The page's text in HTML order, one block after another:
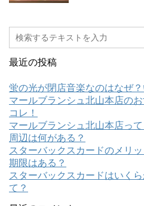
最近の投稿
蛍の光が閉店音楽なのはなぜ？
マールブランシュ北山本店の
コレ！
マールブランシュ北山本店っ
周辺は何がある？
スターバックスカードのメリ
期限はある？
スターバックスカードはいく
て？